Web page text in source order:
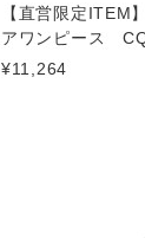
【直営限定ITEM
アワンピース
¥11,264